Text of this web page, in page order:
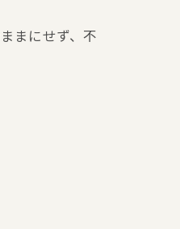
まにせず、不